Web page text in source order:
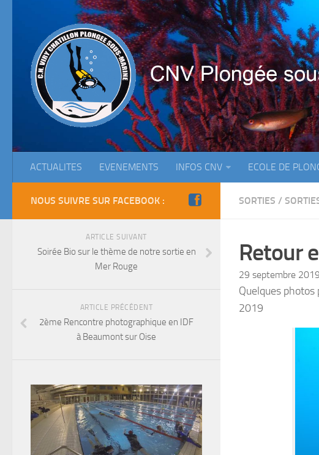
ACTUALITES EVENEMENTS INFOS CNV ECOLE DE
SORTIES /
Retour
29 septembre 2019
Quelques
2019
NOUS SUIVRE SUR FACEBOOK :
ARTICLE SUIVANT
Soirée Bio sur le thème de notre sortie en
Mer Rouge
ARTICLE PRÉCÉDENT
2ème Rencontre photographique en IDF
à Beaumont sur Oise